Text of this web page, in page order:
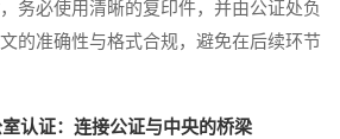
务必使用清晰的复印件，并由公证处负
的准确性与格式合规，避免在后续环节
认证：连接公证与中央的桥梁